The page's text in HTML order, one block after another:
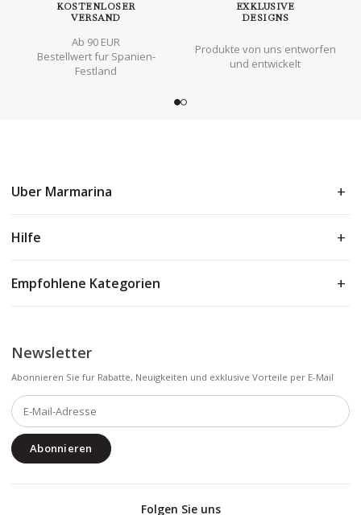
KOSTENLOSER
VERSAND
Ab 90 EUR
Bestellwert fur Spanien-
Festland
EXKLUSIVE
DESIGNS
Produkte von uns entworfen
und entwickelt
Uber Marmarina
Hilfe
Empfohlene Kategorien
Newsletter
Abonnieren Sie fur Rabatte, Neuigkeiten und exklusive Vorteile per E-Mail
Abonnieren
Folgen Sie uns